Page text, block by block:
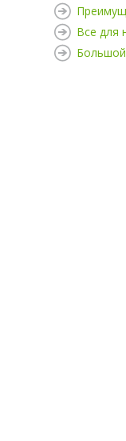
Все для
Большой